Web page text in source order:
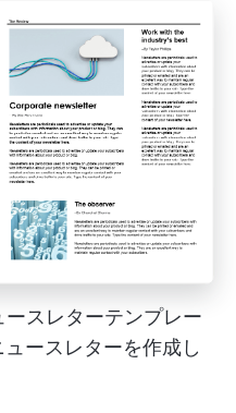
スレターテンプレー
ースレターを作成し